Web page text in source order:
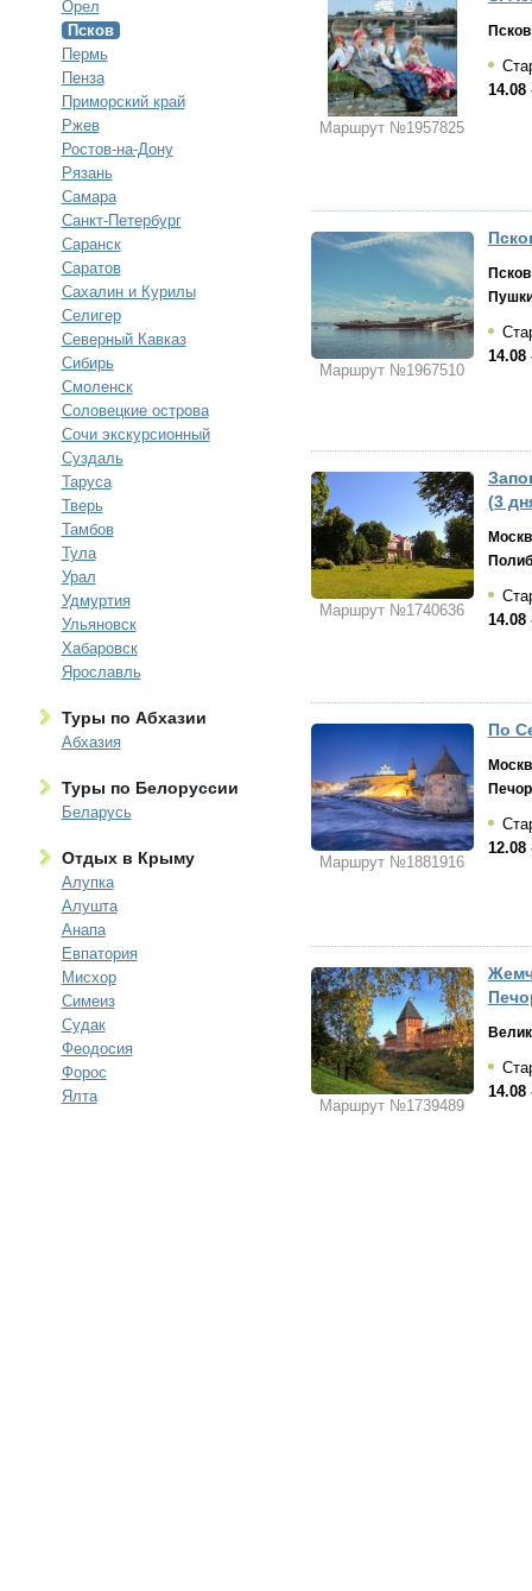
Орел
Псков
Пермь
Пенза
Приморский край
Ржев
Ростов-на-Дону
Рязань
Самара
Санкт-Петербург
Саранск
Саратов
Сахалин и Курилы
Селигер
Северный Кавказ
Сибирь
Смоленск
Соловецкие острова
Сочи экскурсионный
Суздаль
Таруса
Тверь
Тамбов
Тула
Урал
Удмуртия
Ульяновск
Хабаровск
Ярославль
Туры по Абхазии
Абхазия
Туры по Белоруссии
Беларусь
Отдых в Крыму
Алупка
Алушта
Анапа
Евпатория
Мисхор
Симеиз
Судак
Феодосия
Форос
Ялта
Маршрут №1957825
Псков
14.08
Маршрут №1967510
Псков
14.08
Маршрут №1740636
(3
14.08
Маршрут №1881916
По
12.08
Маршрут №1739489
14.08